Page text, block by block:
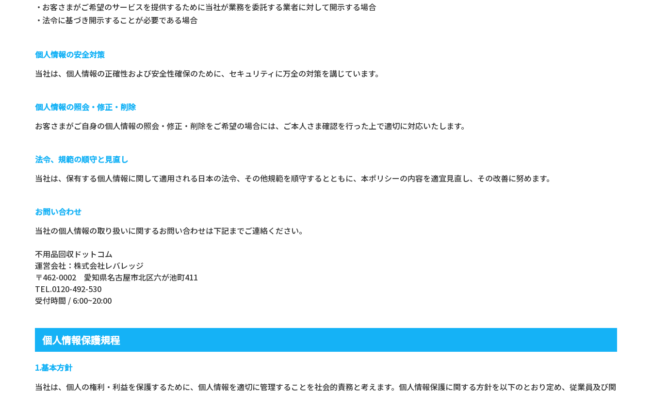
お客さまがご希望のサービスを提供するために当社が業務を委託する業者に対して開示する場合
法令に基づき開示することが必要である場合
個人情報の安全対策
当社は、個人情報の正確性および安全性確保のために、セキュリティに万全の対策を講じています。
個人情報の照会・修正・削除
お客さまがご自身の個人情報の照会・修正・削除をご希望の場合には、ご本人さま確認を行った上で適切に対応いたします。
法令、規範の順守と見直し
当社は、保有する個人情報に関して適用される日本の法令、その他規範を順守するとともに、本ポリシーの内容を適宜見直し、その改善に努めます。
お問い合わせ
当社の個人情報の取り扱いに関するお問い合わせは下記までご連絡ください。
不用品回収ドットコム
運営会社：株式会社レバレッジ
〒462-0002 愛知県名古屋市北区六が池町411
TEL.0120-492-530
受付時間 / 6:00~20:00
個人情報保護規程
1.基本方針
当社は、個人の権利・利益を保護するために、個人情報を適切に管理することを社会的責務と考えます。個人情報保護に関する方針を以下のとおり定め、従業員及び関